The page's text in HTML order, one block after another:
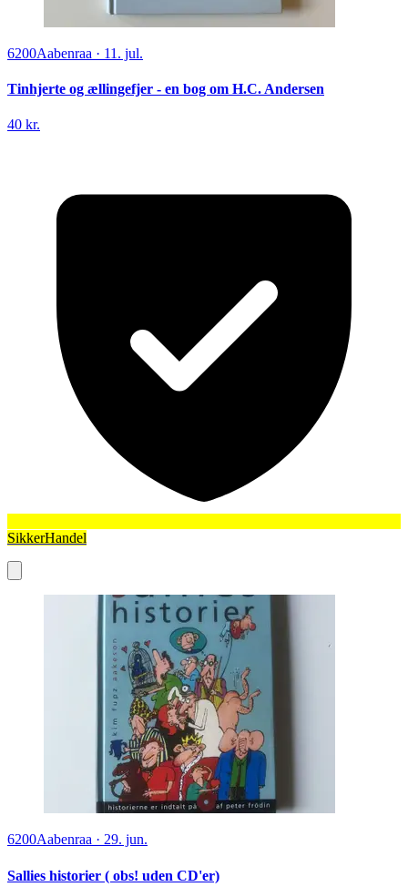
6200Aabenraa · 11. jul.
Tinhjerte og ællingefjer - en bog om H.C. Andersen
40 kr.
SikkerHandel
6200Aabenraa · 29. jun.
Sallies historier ( obs! uden CD'er)